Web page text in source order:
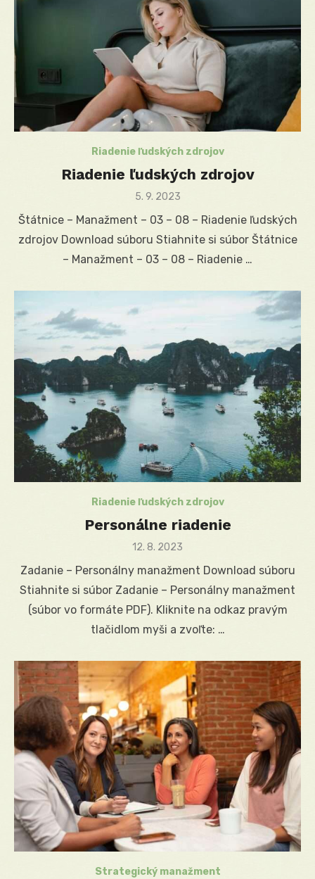
Riadenie ľudských zdrojov
Riadenie ľudských zdrojov
Posted
5. 9. 2023
Štátnice – Manažment – 03 – 08 – Riadenie ľudských
zdrojov Download súboru Stiahnite si súbor Štátnice
– Manažment – 03 – 08 – Riadenie …
Riadenie ľudských zdrojov
Personálne riadenie
Posted
12. 8. 2023
Zadanie – Personálny manažment Download súboru
Stiahnite si súbor Zadanie – Personálny manažment
(súbor vo formáte PDF). Kliknite na odkaz pravým
tlačidlom myši a zvoľte: …
Strategický manažment